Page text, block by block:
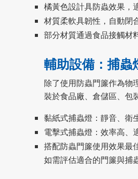
橘黃色設計具防蟲效果，
材質柔軟具韌性，自動閉
部分材質通過食品接觸材
輔助設備：捕蟲
除了使用防蟲門簾作為物
裝於食品廠、倉儲區、包
黏紙式捕蟲燈：靜音、衛
電擊式捕蟲燈：效率高、
搭配防蟲門簾使用效果最
如需評估適合的門簾與捕